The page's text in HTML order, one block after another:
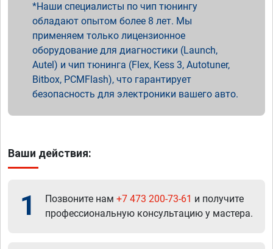
Наши специалисты по чип тюнингу
обладают опытом более 8 лет. Мы
применяем только лицензионное
оборудование для диагностики (Launch,
Autel) и чип тюнинга (Flex, Kess 3, Autotuner,
Bitbox, PCMFlash), что гарантирует
безопасность для электроники вашего авто.
Ваши действия:
1 Позвоните нам +7 473 200-73-61 и получите
профессиональную консультацию у мастера.